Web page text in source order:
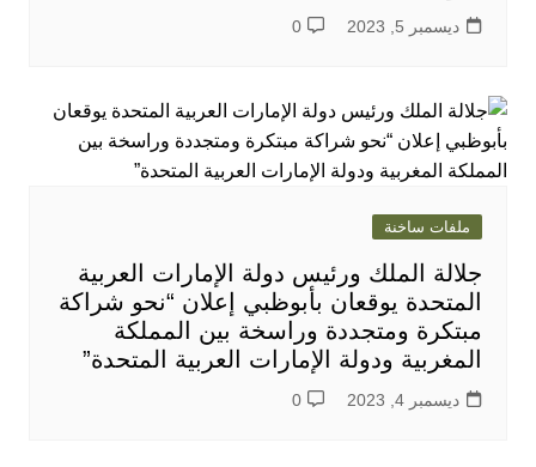
ديسمبر 5, 2023 0
ملفات ساخنة
جلالة الملك ورئيس دولة الإمارات العربية
المتحدة يوقعان بأبوظبي إعلان “نحو شراكة
مبتكرة ومتجددة وراسخة بين المملكة
المغربية ودولة الإمارات العربية المتحدة”
ديسمبر 4, 2023 0